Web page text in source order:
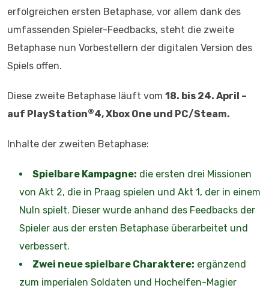
erfolgreichen ersten Betaphase, vor allem dank des
umfassenden Spieler-Feedbacks, steht die zweite
Betaphase nun Vorbestellern der digitalen Version des
Spiels offen.
Diese zweite Betaphase läuft vom 18. bis 24. April –
auf PlayStation®4, Xbox One und PC/Steam.
Inhalte der zweiten Betaphase:
Spielbare Kampagne: die ersten drei Missionen
von Akt 2, die in Praag spielen und Akt 1, der in einem
Nuln spielt. Dieser wurde anhand des Feedbacks der
Spieler aus der ersten Betaphase überarbeitet und
verbessert.
Zwei neue spielbare Charaktere: ergänzend
zum imperialen Soldaten und Hochelfen-Magier